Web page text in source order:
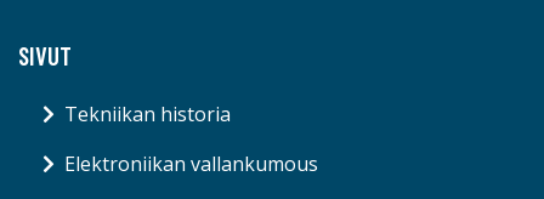
SIVUT
Tekniikan historia
Elektroniikan vallankumous